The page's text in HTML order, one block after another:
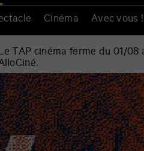
Cinéma Avec vous !
TAP cinéma ferme du 01/